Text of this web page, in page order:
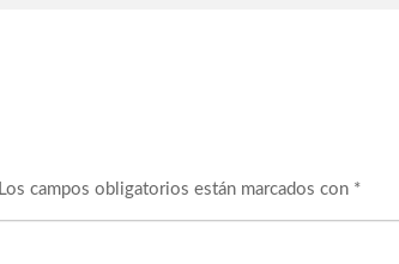
Los campos obligatorios están marcados con *